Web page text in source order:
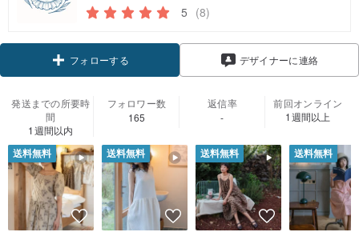
5 (8)
デザイナーに連絡
発送までの所要時
間
1週間以内
フォロワー数
165
返信率
-
前回オンライン
1週間以上
送料無料 送料無料 送料無料 送料無料